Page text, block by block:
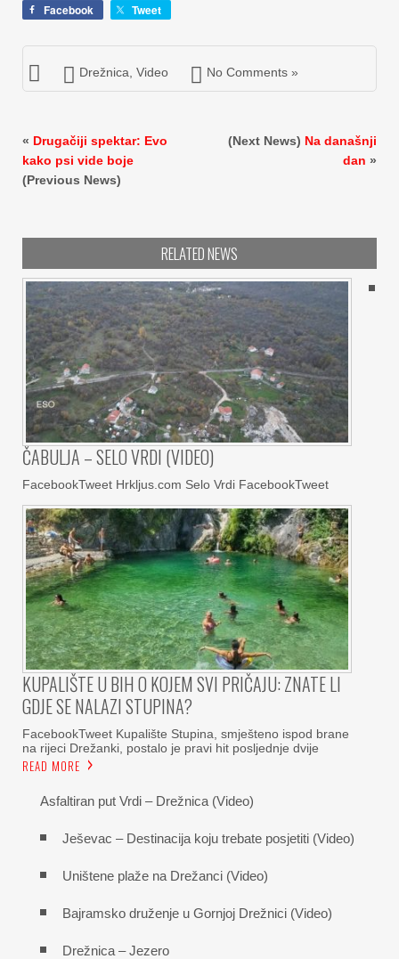
Facebook Tweet
Drežnica Video No Comments »
« Drugačiji spektar: Evo
kako psi vide boje
(Previous News)
(Next News) Na današnji
dan »
RELATED NEWS
ČABULJA – SELO VRDI (VIDEO)
FacebookTweet Hrkljus.com Selo Vrdi FacebookTweet
KUPALIŠTE U BIH O KOJEM SVI PRIČAJU: ZNATE LI
GDJE SE NALAZI STUPINA?
FacebookTweet Kupalište Stupina, smješteno ispod brane
na rijeci Drežanki, postalo je pravi hit posljednje dvije
READ MORE
Asfaltiran put Vrdi – Drežnica (Video)
Ješevac – Destinacija koju trebate posjetiti (Video)
Uništene plaže na Drežanci (Video)
Bajramsko druženje u Gornjoj Drežnici (Video)
Drežnica – Jezero